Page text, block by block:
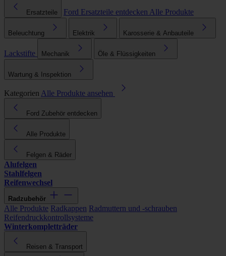
Ersatzteile Ford Ersatzteile entdecken Alle Produkte
Beleuchtung Elektrik Karosserie & Anbauteile
Lackstifte Mechanik Öle & Flüssigkeiten
Wartung & Inspektion
Kategorien Alle Produkte ansehen
Ford Zubehör entdecken
Alle Produkte
Felgen & Räder
Alufelgen
Stahlfelgen
Reifenwechsel
Radzubehör
Alle Produkte Radkappen Radmuttern und -schrauben
Reifendruckkontrollsysteme
Winterkompletträder
Reisen & Transport